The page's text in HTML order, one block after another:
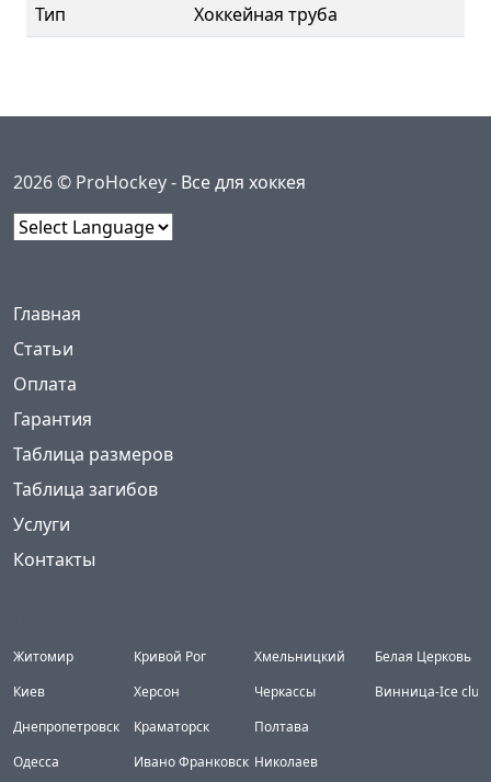
Тип
Хоккейная труба
2026 © ProHockey - Все для хоккея
Главная
Статьи
Оплата
Гарантия
Таблица размеров
Таблица загибов
Услуги
Контакты
Житомир
Киев
Днепропетровск
Одесса
Кривой Рог
Херсон
Краматорск
Ивано Франковск
Хмельницкий
Черкассы
Полтава
Николаев
Белая Церковь
Винница-Ice club